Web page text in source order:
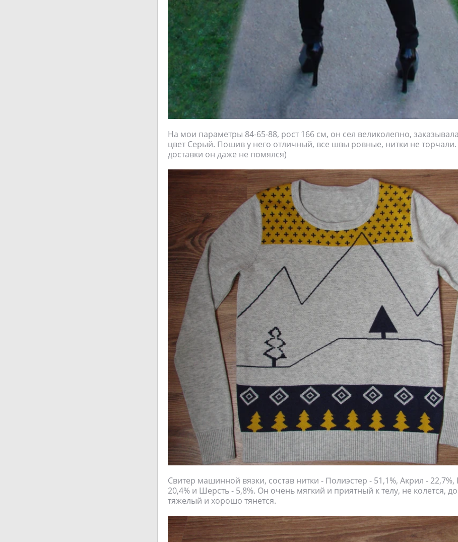
На мои параметры 84-65-88, рост 166 см, он сел великолепно,
цвет Серый. Пошив у него отличный, все швы ровные, нитки не торчали.
доставки он даже не помялся)
Свитер машинной вязки, состав нитки - Полиэстер - 51,1%, Акрил -
20,4% и Шерсть - 5,8%. Он очень мягкий и приятный к телу, не колется,
тяжелый и хорошо тянется.